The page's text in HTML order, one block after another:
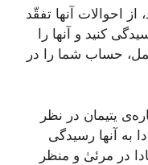
احوالات آنها تفقّد
کنید و آنها را
حساب شما را در
یتیمان در نظر
به آنها رسیدگی
در مرئیٰ و منظر